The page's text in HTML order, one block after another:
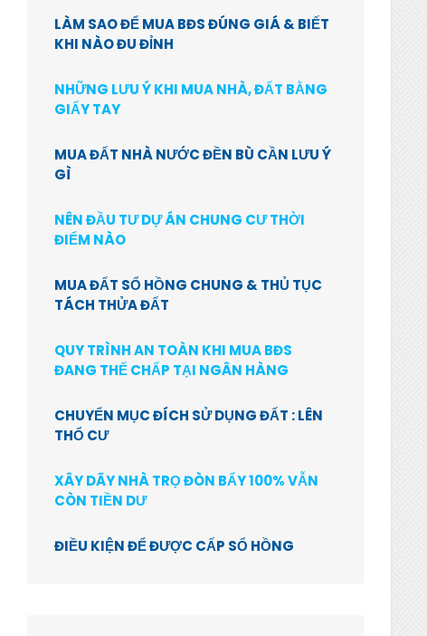
LÀM SAO ĐỂ MUA BĐS ĐÚNG GIÁ & BIẾT
KHI NÀO ĐU ĐỈNH
NHỮNG LƯU Ý KHI MUA NHÀ, ĐẤT BẰNG
GIẤY TAY
MUA ĐẤT NHÀ NƯỚC ĐỀN BÙ CẦN LƯU Ý
GÌ
NÊN ĐẦU TƯ DỰ ÁN CHUNG CƯ THỜI
ĐIỂM NÀO
MUA ĐẤT SỔ HỒNG CHUNG & THỦ TỤC
TÁCH THỬA ĐẤT
QUY TRÌNH AN TOÀN KHI MUA BĐS
ĐANG THẾ CHẤP TẠI NGÂN HÀNG
CHUYỂN MỤC ĐÍCH SỬ DỤNG ĐẤT : LÊN
THỔ CƯ
XÂY DÃY NHÀ TRỌ ĐÒN BẨY 100% VẪN
CÒN TIỀN DƯ
ĐIỀU KIỆN ĐỂ ĐƯỢC CẤP SỔ HỒNG